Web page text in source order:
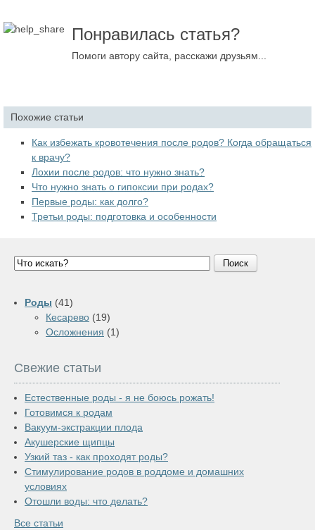
Понравилась статья?
Помоги автору сайта, расскажи друзьям...
Похожие статьи
Как избежать кровотечения после родов? Когда обращаться
к врачу?
Лохии после родов: что нужно знать?
Что нужно знать о гипоксии при родах?
Первые роды: как долго?
Третьи роды: подготовка и особенности
Поиск
Роды (41)
Кесарево (19)
Осложнения (1)
Свежие статьи
Естественные роды - я не боюсь рожать!
Готовимся к родам
Вакуум-экстракции плода
Акушерские щипцы
Узкий таз - как проходят роды?
Стимулирование родов в роддоме и домашних
условиях
Отошли воды: что делать?
Все статьи